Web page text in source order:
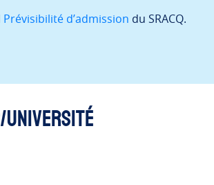
Prévisibilité d’admission du SRACQ.